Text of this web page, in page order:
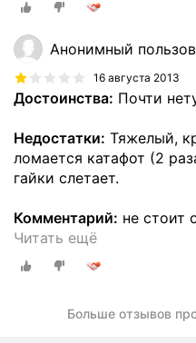
Анонимный
16 августа 2013
Достоинства: Почти
Недостатки: Тяжелый,
ломается катафот (2
гайки слетает.
Комментарий: не стоит
Читать ещё
Больше отзывов